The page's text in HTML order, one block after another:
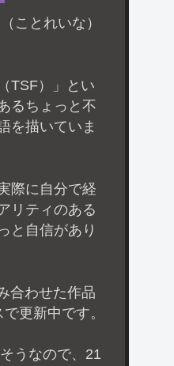
ことれいな）
TSF）」とい
るちょっと不
を描いていま
際に自分で経
リティのある
と自信があり
合わせた作品
更新中です。
うなので、21